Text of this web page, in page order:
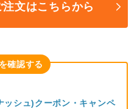
文はこちらから
確認する
シュ)クーポン・キャンペ